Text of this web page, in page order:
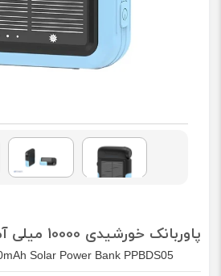
پاوربانک خورشیدی 10000 میلی آمپر پاورولوژی مدل PPBDS05
Solar Power Bank PPBDS05